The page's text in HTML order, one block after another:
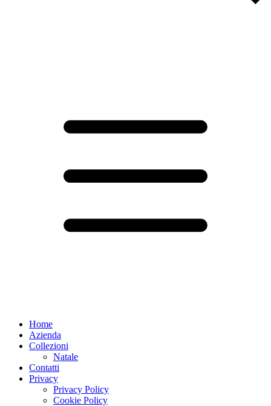
Home
Azienda
Collezioni
Natale
Contatti
Privacy
Privacy Policy
Cookie Policy